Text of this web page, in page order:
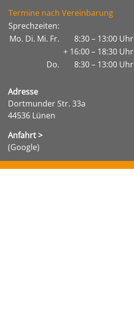
Termine nachVereinbarung
Sprechzeiten:
Mo. Di. Mi. Fr.
8:30 – 13:00 Uhr
+ 16:00 – 18:30 Uhr
Do.
8:30 – 13:00 Uhr
Adresse
Dortmunder Str. 33a
44536 Lünen
Anfahrt >
(Google)